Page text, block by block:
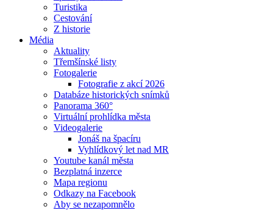
Turistika
Cestování
Z historie
Média
Aktuality
Třemšínské listy
Fotogalerie
Fotografie z akcí 2026
Databáze historických snímků
Panorama 360°
Virtuální prohlídka města
Videogalerie
Jonáš na špacíru
Vyhlídkový let nad MR
Youtube kanál města
Bezplatná inzerce
Mapa regionu
Odkazy na Facebook
Aby se nezapomnělo